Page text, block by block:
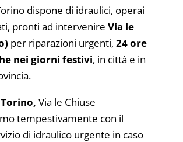
dispone di idraulici, operai
pronti ad intervenire Via le
per riparazioni urgenti, 24 ore
nei giorni festivi, in città e in
Via le Chiuse
tempestivamente con il
di idraulico urgente in caso